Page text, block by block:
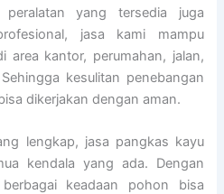
peralatan yang tersedia juga
jasa kami mampu
area kantor, perumahan, jalan,
kesulitan penebangan
dikerjakan dengan aman.
lengkap, jasa pangkas kayu
kendala yang ada. Dengan
keadaan pohon bisa